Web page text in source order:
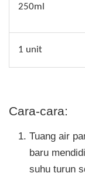
250ml
1 unit
Cara-cara:
Tuang air
baru
suhu turun